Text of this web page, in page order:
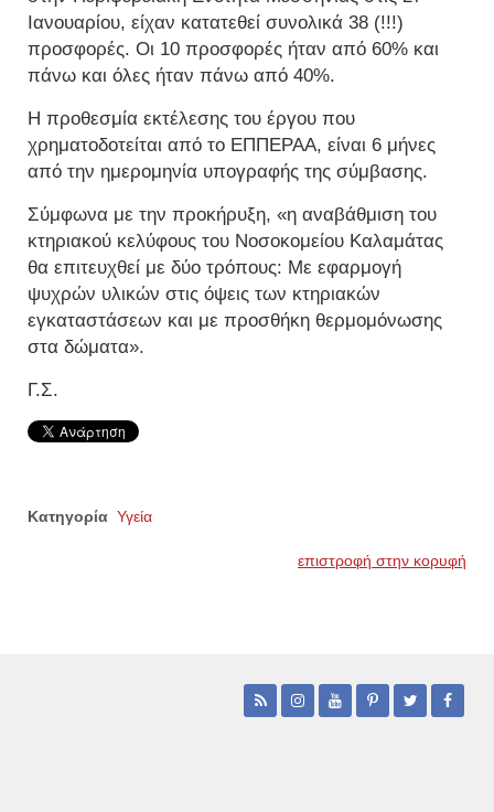
Ιανουαρίου, είχαν κατατεθεί συνολικά 38 (!!!)
προσφορές. Οι 10 προσφορές ήταν από 60% και
πάνω και όλες ήταν πάνω από 40%.
Η προθεσμία εκτέλεσης του έργου που
χρηματοδοτείται από το ΕΠΠΕΡΑΑ, είναι 6 μήνες
από την ημερομηνία υπογραφής της σύμβασης.
Σύμφωνα με την προκήρυξη, «η αναβάθμιση του
κτηριακού κελύφους του Νοσοκομείου Καλαμάτας
θα επιτευχθεί με δύο τρόπους: Με εφαρμογή
ψυχρών υλικών στις όψεις των κτηριακών
εγκαταστάσεων και με προσθήκη θερμομόνωσης
στα δώματα».
Γ.Σ.
Κατηγορία Υγεία
επιστροφή στην κορυφή